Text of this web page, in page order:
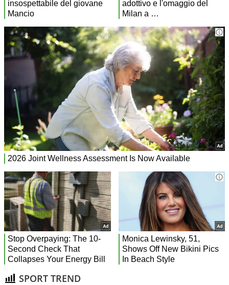
SPORT TREND